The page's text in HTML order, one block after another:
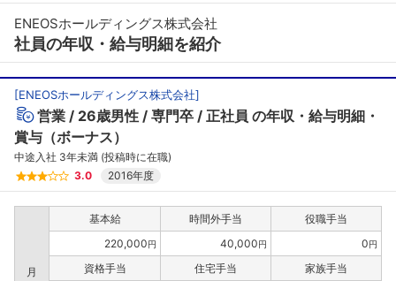
ENEOSホールディングス株式会社
社員の年収・給与明細を紹介
[ENEOSホールディングス株式会社]
営業 26歳男性 専門卒 正社員 の年収・給与明細・
賞与（ボーナス）
中途入社 3年未満 (投稿時に在職)
3.0
2016年度
月
基本給 時間外手当
役職手当
220,000円 40,000円 0円
資格手当 住宅手当
家族手当